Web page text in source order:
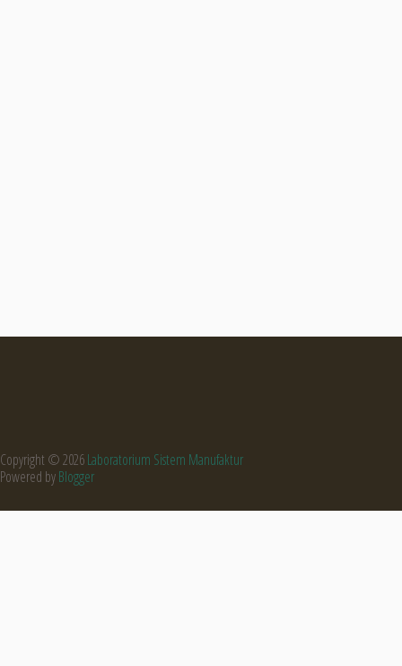
Copyright ©2026Laboratorium Sistem Manufaktur
Powered byBlogger